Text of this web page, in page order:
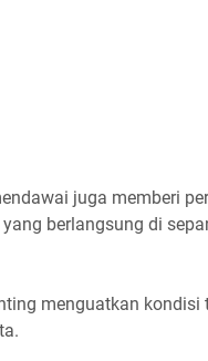
juga memberi
berlangsung di
menguatkan